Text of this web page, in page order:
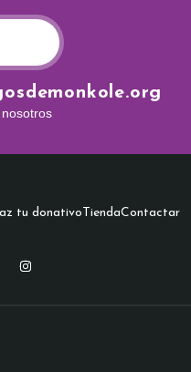
tu donativo TiendaContactar